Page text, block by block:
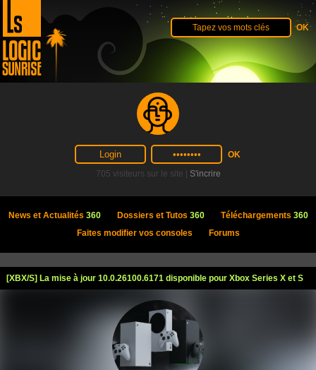
705 visiteurs sur le site | S'incrire
News et Actualités 360 Dossiers et Tutos 360 Téléchargements 360
Faites modifier vos consoles
Forums
[XBX/S] La mise à jour 10.0.26100.6171 disponible pour Xbox Series X et S